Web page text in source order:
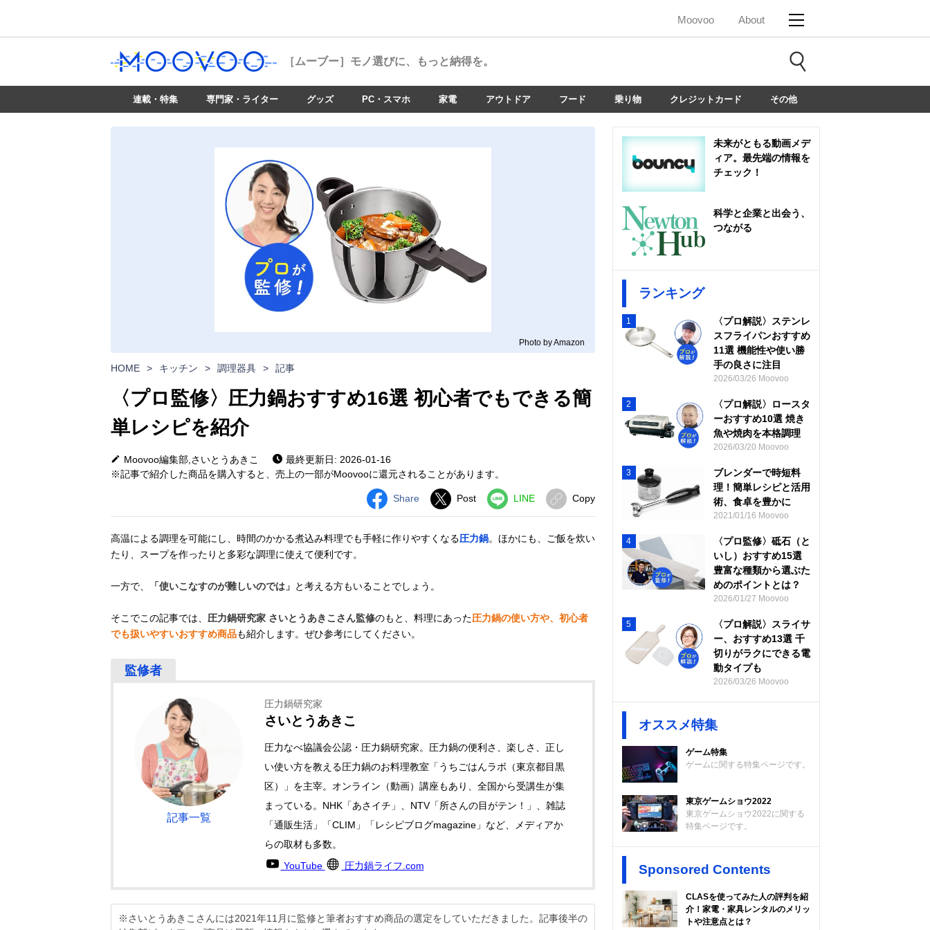
Moovoo About
［ムーブー］ モノ選びに、もっと納得を。
連載・特集 専門家・ライター グッズ PC・スマホ 家電 アウトドア フード 乗り物 クレジットカード その他
Photo by Amazon
HOME > キッチン > 調理器具 > 記事
〈プロ監修〉圧力鍋おすすめ16選 初心者でもできる簡
単レシピを紹介
Moovoo編集部,さいとうあきこ
最終更新日: 2026-01-16
※記事で紹介した商品を購入すると、売上の一部がMoovooに還元されることがあります。
Share Post LINE Copy
高温による調理を可能にし、時間のかかる煮込み料理でも手軽に作りやすくなる圧力鍋。ほかにも、ご飯を炊い
たり、スープを作ったりと多彩な調理に使えて便利です。
一方で、 「使いこなすのが難しいのでは」 と考える方もいることでしょう。
そこでこの記事では、 圧力鍋研究家 さいとうあきこさん監修のもと、料理にあった圧力鍋の使い方や、初心者
でも扱いやすいおすすめ商品も紹介します。ぜひ参考にしてください。
記事一覧
圧力鍋研究家
さいとうあきこ
圧力なべ協議会公認・圧力鍋研究家。圧力鍋の便利さ、楽しさ、正し
い使い方を教える圧力鍋のお料理教室「うちごはんラボ（東京都目黒
区）」を主宰。オンライン（動画）講座もあり、全国から受講生が集
まっている。NHK「あさイチ」、NTV「所さんの目がテン！」、雑誌
「通販生活」「CLIM」「レシピブログmagazine」など、メディアか
らの取材も多数。
YouTube
圧力鍋ライフ.com
※さいとうあきこさんには2021年11月に監修と筆者おすすめ商品の選定をしていただきました。記事後半の
未来がともる動画メデ
ィア。最先端の情報を
チェック！
科学と企業と出会う、
つながる
ランキング
1
〈プロ解説〉ステンレ
スフライパンおすすめ
11選 機能性や使い勝
手の良さに注目
2026/03/26 Moovoo
2
〈プロ解説〉ロースタ
ーおすすめ10選 焼き
魚や焼肉を本格調理
2026/03/20 Moovoo
3
ブレンダーで時短料
理！簡単レシピと活用
術、食卓を豊かに
2021/01/16 Moovoo
4
〈プロ監修〉砥石（と
いし）おすすめ15選
豊富な種類から選ぶた
めのポイントとは？
2026/01/27 Moovoo
5
〈プロ解説〉スライサ
ー、おすすめ13選 千
切りがラクにできる電
動タイプも
2026/03/26 Moovoo
オススメ特集
ゲーム特集
ゲームに関する特集ページです。
東京ゲームショウ2022
東京ゲームショウ2022に関する
特集ページです。
Sponsored Contents
CLASを使ってみた人の評判を紹
介！家電・家具レンタルのメリッ
トや注意点とは？